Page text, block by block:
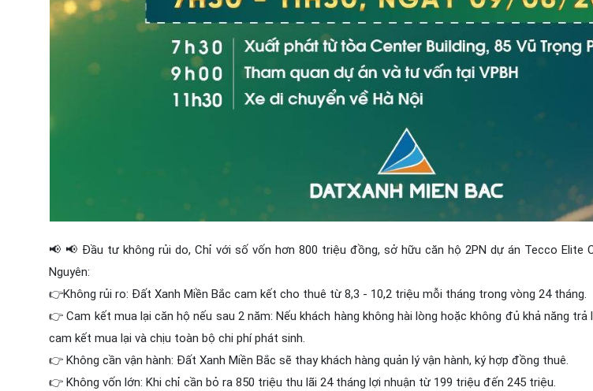
📢 📢 Đầu tư không rủi do, Chỉ với số vốn hơn 800 triệu đồng, sở hữu căn hộ 2PN dự án Tecco Elite
Nguyên:
👉Không rủi ro: Đất Xanh Miền Bắc cam kết cho thuê từ 8,3 - 10,2 triệu mỗi tháng trong vòng 24 tháng.
👉 Cam kết mua lại căn hộ nếu sau 2 năm: Nếu khách hàng không hài lòng hoặc không đủ khả năng
cam kết mua lại và chịu toàn bộ chi phí phát sinh.
👉 Không cần vận hành: Đất Xanh Miền Bắc sẽ thay khách hàng quản lý vận hành, ký hợp đồng thuê.
👉 Không vốn lớn: Khi chỉ cần bỏ ra 850 triệu thu lãi 24 tháng lợi nhuận từ 199 triệu đến 245 triệu.